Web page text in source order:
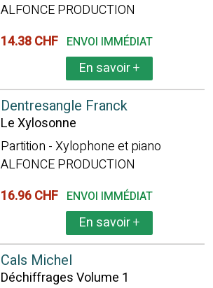
ALFONCE PRODUCTION
14.38 CHF ENVOI IMMÉDIAT
En savoir+
Dentresangle Franck
Le Xylosonne
Partition - Xylophone et piano
ALFONCE PRODUCTION
16.96 CHF ENVOI IMMÉDIAT
En savoir+
Cals Michel
Déchiffrages Volume 1